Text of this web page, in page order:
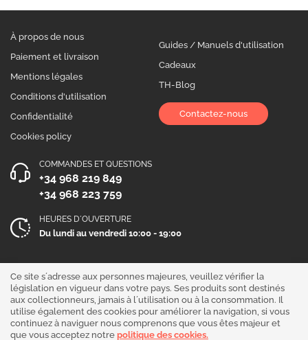
À propos de nous
Paiement et livraison
Mentions légales
Conditions d'utilisation
Confidentialité
Cookies policy
Guides / Manuels d'utilisation
Cadeaux
TH-Blog
Contactez-nous
COMMANDES ET QUESTIONS
+34 968 219 849
+34 968 223 759
HEURES D´OUVERTURE
Du lundi au vendredi 10:00 - 19:00
Ce site s´adresse aux personnes majeures, veuillez vérifier la
législation en vigueur dans votre pays. Ses produits sont destinés
aux collectionneurs, jamais à l´utilisation ou à la consommation. Il
utilise également des cookies pour améliorer la navigation, si vous
continuez à naviguer nous comprenons que vous êtes majeur et
que vous acceptez notre politique des cookies.